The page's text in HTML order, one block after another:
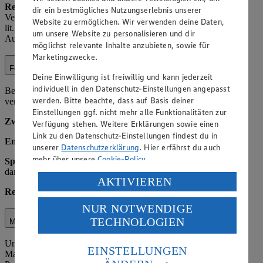
Rechtsgrundlage:Art. 6 Abs. 1 lit. c) DSGVO (rechtliche
Verpflichtung, z. B. aus StPO oder Polizeigesetzen); Art. 6 Abs. 1
lit. f) DSGVO (berechtigtes Interesse an Kooperation zur
Aufklärung von Straftaten).
Fotoservice
Bei Nutzung unseres Fotoservices (z. B. Druck von Bildern)
verarbeiten wir Bilddateien und ggf. Kontaktdaten.
Zweck:Erbringung der Dienstleistung.
Empfänger:Fotoservice-Dienstleister als Auftragsverarbeiter.
Speicherdauer:Bis zur Abholung bzw. Lieferung plus 30 Tage,
danach Löschung.
Rechtsgrundlage:Art. 6 Abs. 1 lit. b) DSGVO.
Marktorganisation
Unter Marktorganisation fallen die interne Organisation des
Marktbetriebs, einschließlich Lagerverwaltung,
dir ein bestmögliches Nutzungserlebnis unserer
Website zu ermöglichen. Wir verwenden deine Daten,
um unsere Website zu personalisieren und dir
möglichst relevante Inhalte anzubieten, sowie für
Marketingzwecke.
Deine Einwilligung ist freiwillig und kann jederzeit
individuell in den Datenschutz-Einstellungen angepasst
werden. Bitte beachte, dass auf Basis deiner
Einstellungen ggf. nicht mehr alle Funktionalitäten zur
Verfügung stehen. Weitere Erklärungen sowie einen
Link zu den Datenschutz-Einstellungen findest du in
unserer Datenschutzerklärung. Hier erfährst du auch
mehr über unsereCookie-Policy.
Verarbeitung deiner personenbezogenen Daten in den
USA durch Facebook und YouTube:
Wenn du auf „Aktivieren“ klickst, willigst du im Sinne
des Art. 49 Abs. 1 Satz 1 lit. a) DSGVO ein, dass deine
Daten in den USA verarbeitet werden. Der EuGH sieht
die USA als Land mit einem nach europäischen
Standards nicht angemessenen Datenschutzniveau an.
AKTIVIEREN
NUR NOTWENDIGE
TECHNOLOGIEN
EINSTELLUNGEN